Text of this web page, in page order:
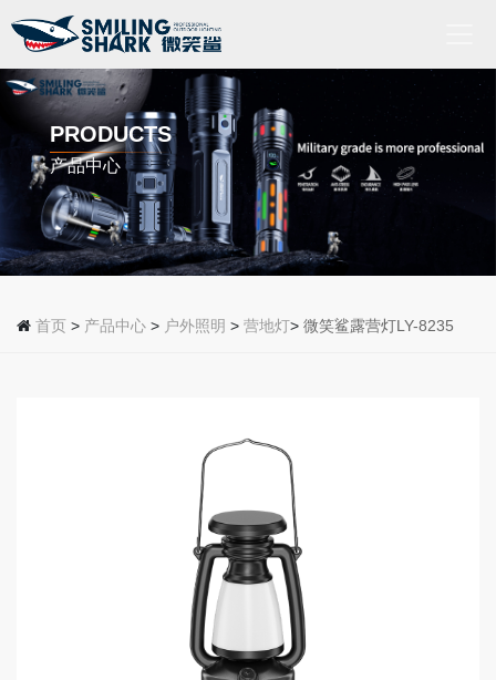
PRODUCTS
产品中心
首页 > 产品中心 > 户外照明 > 营地灯> 微笑鲨露营灯LY-8235